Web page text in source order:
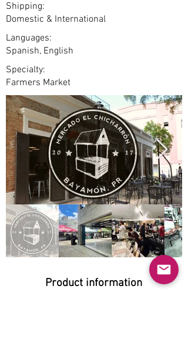
Shipping:
Domestic & International
Languages:
Spanish, English
Specialty:
Farmers Market
Product information